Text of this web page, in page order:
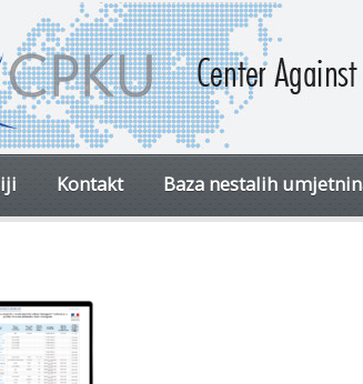
Kontakt Baza nestalih